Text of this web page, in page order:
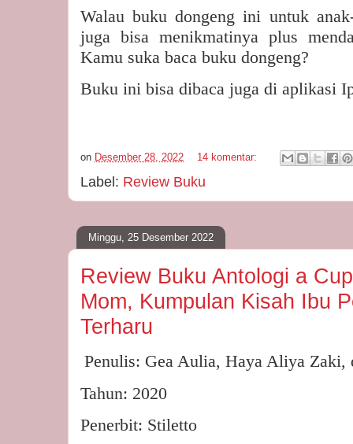
Walau buku dongeng ini untuk
juga bisa menikmatinya plus
Kamu suka baca buku dongeng?
Buku ini bisa dibaca juga di aplikasi
on Desember 28, 2022 14 komentar:
Label: Review Buku
Minggu, 25 Desember 2022
Review Buku Antologi a
Mom, Kumpulan Kisah Ibu
Terharu
Penulis: Gea Aulia, Haya Aliya Zaki,
Tahun: 2020
Penerbit: Stiletto